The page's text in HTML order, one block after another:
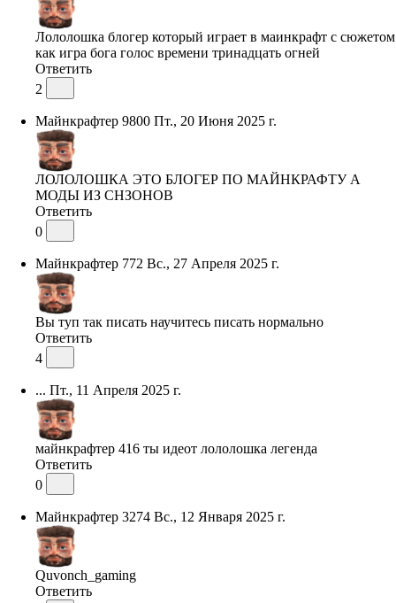
Лололошка блогер который играет в маинкрафт с сюжетом
как игра бога голос времени тринадцать огней
Ответить
2
Майнкрафтер 9800 Пт., 20 Июня 2025 г.
ЛОЛОЛОШКА ЭТО БЛОГЕР ПО МАЙНКРАФТУ А
МОДЫ ИЗ СНЗОНОВ
Ответить
0
Майнкрафтер 772 Вс., 27 Апреля 2025 г.
Вы туп так писать научитесь писать нормально
Ответить
4
... Пт., 11 Апреля 2025 г.
майнкрафтер 416 ты идеот лололошка легенда
Ответить
0
Майнкрафтер 3274 Вс., 12 Января 2025 г.
Quvonch_gaming
Ответить